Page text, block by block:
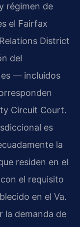
régimen de
el Fairfax
District
del
— incluidos
Circuit Court.
es
la
residen en el
el requisito
en el Va.
la demanda de